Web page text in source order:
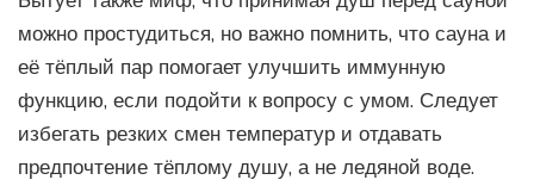
можно простудиться, но важно помнить, что сауна и
её тёплый пар помогает улучшить иммунную
функцию, если подойти к вопросу с умом. Следует
избегать резких смен температур и отдавать
предпочтение тёплому душу, а не ледяной воде.